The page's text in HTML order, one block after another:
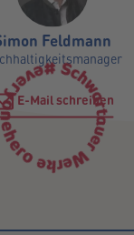
Feldmann
E-Mail schreiben
0451- 204 935